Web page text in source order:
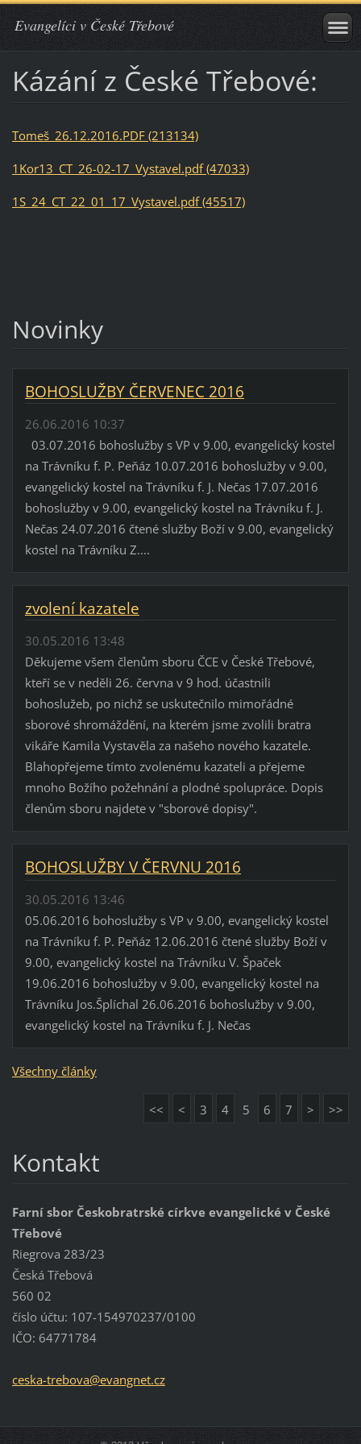
Evangelíci v České Třebové
Kázání z České Třebové:
Tomeš_26.12.2016.PDF (213134)
1Kor13_CT_26-02-17_Vystavel.pdf (47033)
1S_24_CT_22_01_17_Vystavel.pdf (45517)
Novinky
BOHOSLUŽBY ČERVENEC 2016
26.06.2016 10:37
03.07.2016 bohoslužby s VP v 9.00, evangelický kostel
na Trávníku f. P. Peňáz 10.07.2016 bohoslužby v 9.00,
evangelický kostel na Trávníku f. J. Nečas 17.07.2016
bohoslužby v 9.00, evangelický kostel na Trávníku f. J.
Nečas 24.07.2016 čtené služby Boží v 9.00, evangelický
kostel na Trávníku Z....
zvolení kazatele
30.05.2016 13:48
Děkujeme všem členům sboru ČCE v České Třebové,
kteří se v neděli 26. června v 9 hod. účastnili
bohoslužeb, po nichž se uskutečnilo mimořádné
sborové shromáždění, na kterém jsme zvolili bratra
vikáře Kamila Vystavěla za našeho nového kazatele.
Blahopřejeme tímto zvolenému kazateli a přejeme
mnoho Božího požehnání a plodné spolupráce. Dopis
členům sboru najdete v "sborové dopisy".
BOHOSLUŽBY V ČERVNU 2016
30.05.2016 13:46
05.06.2016 bohoslužby s VP v 9.00, evangelický kostel
na Trávníku f. P. Peňáz 12.06.2016 čtené služby Boží v
9.00, evangelický kostel na Trávníku V. Špaček
19.06.2016 bohoslužby v 9.00, evangelický kostel na
Trávníku Jos.Šplíchal 26.06.2016 bohoslužby v 9.00,
evangelický kostel na Trávníku f. J. Nečas
Všechny články
<< < 3 4 5 6 7 > >>
Kontakt
Farní sbor Českobratrské církve evangelické v České
Třebové
Riegrova 283/23
Česká Třebová
560 02
číslo účtu: 107-154970237/0100
IČO: 64771784
ceska-trebova@evangnet.cz